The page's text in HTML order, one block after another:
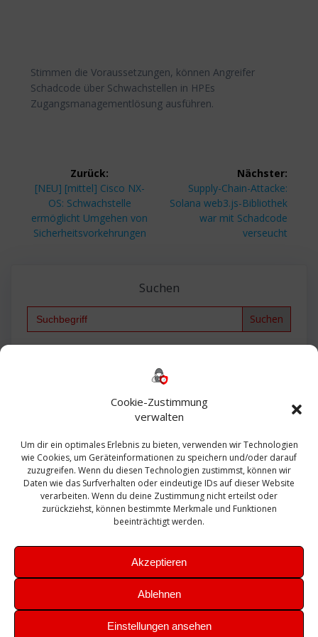
Cookie-Zustimmung
verwalten
Um dir ein optimales Erlebnis zu bieten, verwenden wir Technologien
wie Cookies, um Geräteinformationen zu speichern und/oder darauf
zuzugreifen. Wenn du diesen Technologien zustimmst, können wir
Daten wie das Surfverhalten oder eindeutige IDs auf dieser Website
verarbeiten. Wenn du deine Zustimmung nicht erteilst oder
zurückziehst, können bestimmte Merkmale und Funktionen
beeinträchtigt werden.
Akzeptieren
Ablehnen
Einstellungen ansehen
Stimmen die Voraussetzungen, können Angreifer
Schadcode über Schwachstellen in HPEs
Zugangsmanagementlösung ausführen.
Beitragsnavigation
Zurück:
Vorheriger
Beitrag:
[NEU] [mittel] Cisco NX-
OS: Schwachstelle
ermöglicht Umgehen von
Sicherheitsvorkehrungen
Nächster:
Nächster
Beitrag:
Supply-Chain-Attacke:
Solana web3.js-Bibliothek
war mit Schadcode
verseucht
Suchen
Search
Bautagebuch
Exchange firewall Fritzbox
Microsoft
Sanierung SBS Security Server Sicherheit
Sicherung SIEM Sophos SSL Ubuntu
Update Upgrade UTM VCenter VCSA Veeam
VMWare VPN WAZUH Windows
Zertifikat
Theme